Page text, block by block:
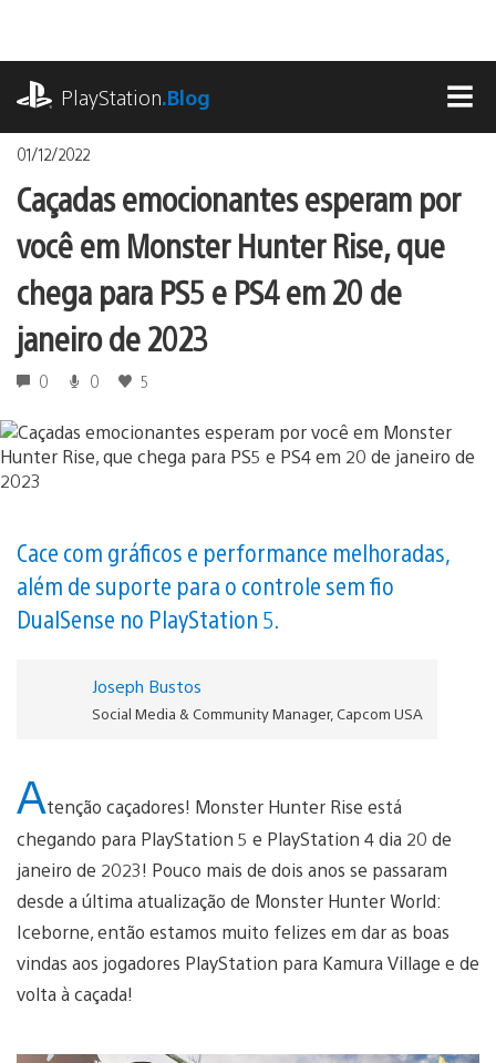
o
conteúdo
PlayStation.Blog
01/12/2022
Caçadas emocionantes esperam por
você em Monster Hunter Rise, que
chega para PS5 e PS4 em 20 de
janeiro de 2023
0 0 5
Cace com gráficos e performance melhoradas,
além de suporte para o controle sem fio
DualSense no PlayStation 5.
Joseph Bustos
Social Media & Community Manager, Capcom USA
Atenção caçadores! Monster Hunter Rise está
chegando para PlayStation 5 e PlayStation 4 dia 20 de
janeiro de 2023! Pouco mais de dois anos se passaram
desde a última atualização de Monster Hunter World:
Iceborne, então estamos muito felizes em dar as boas
vindas aos jogadores PlayStation para Kamura Village e de
volta à caçada!